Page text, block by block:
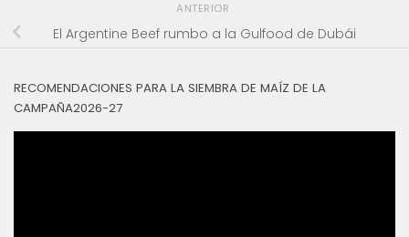
ANTERIOR
El Argentine Beef rumbo a la Gulfood de Dubái
RECOMENDACIONES PARA LA SIEMBRA DE MAÍZ DE LA
CAMPAÑA2026-27